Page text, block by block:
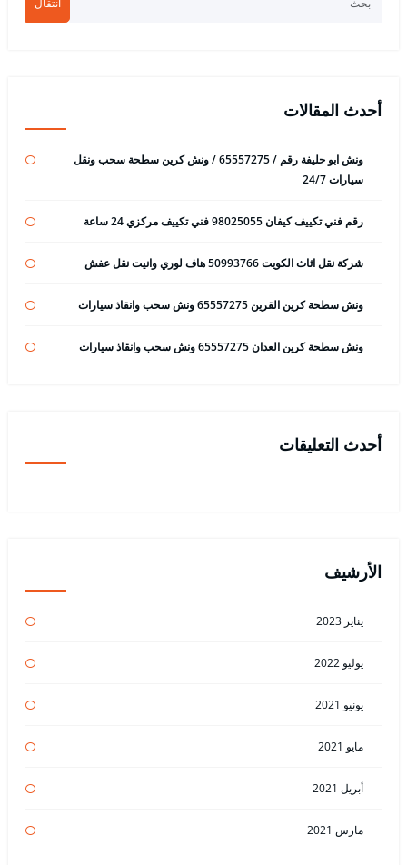
انتقال
أحدث المقالات
ونش ابو حليفة رقم / 65557275 / ونش كرين سطحة سحب ونقل
سيارات 24/7
رقم فني تكييف كيفان 98025055 فني تكييف مركزي 24 ساعة
شركة نقل اثاث الكويت 50993766 هاف لوري وانيت نقل عفش
ونش سطحة كرين القرين 65557275 ونش سحب وانقاذ سيارات
ونش سطحة كرين العدان 65557275 ونش سحب وانقاذ سيارات
أحدث التعليقات
الأرشيف
يناير 2023
يوليو 2022
يونيو 2021
مايو 2021
أبريل 2021
مارس 2021